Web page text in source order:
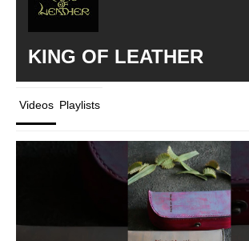
KING OF LEATHER
Videos Playlists